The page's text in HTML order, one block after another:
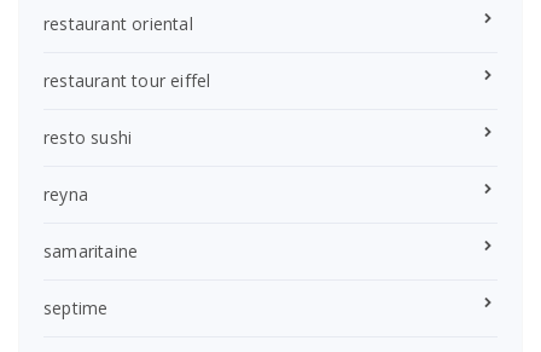
restaurant oriental
restaurant tour eiffel
resto sushi
reyna
samaritaine
septime